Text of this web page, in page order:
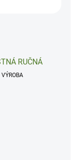
RUČNÁ
VÝROBA